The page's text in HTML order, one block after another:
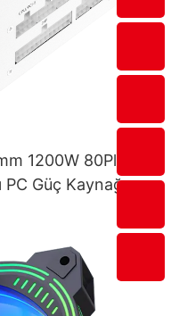
1200W 80Plus
Güç Kaynağı